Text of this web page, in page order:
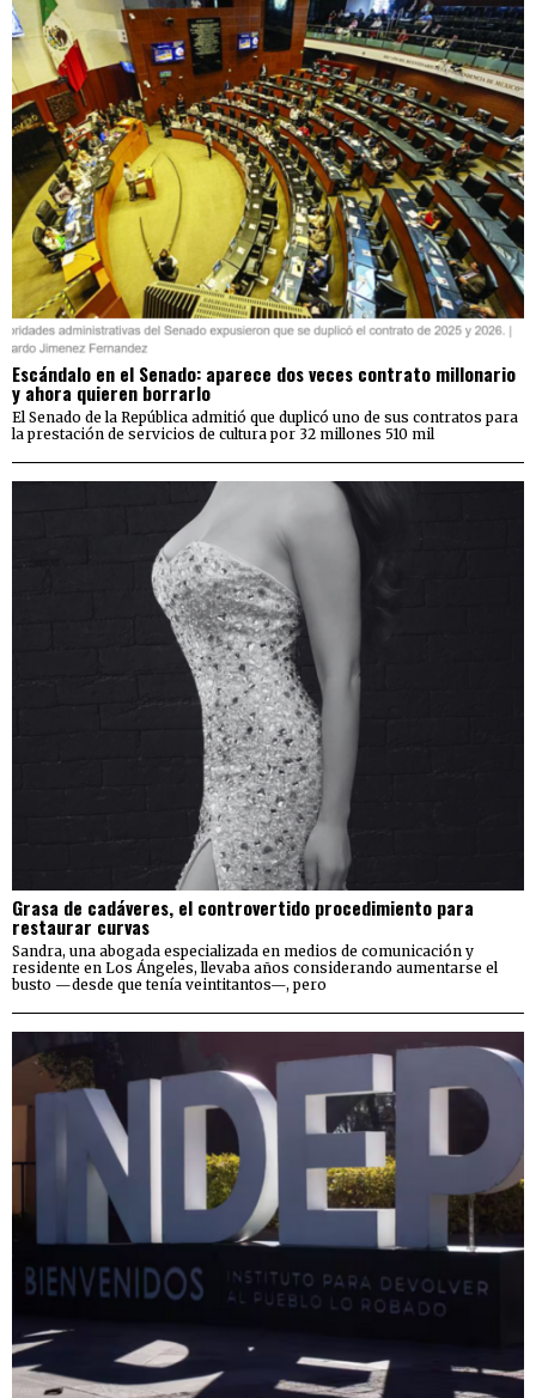
Escándalo en el Senado: aparece dos veces contrato millonario
y ahora quieren borrarlo
El Senado de la República admitió que duplicó uno de sus contratos para
la prestación de servicios de cultura por 32 millones 510 mil
Grasa de cadáveres, el controvertido procedimiento para
restaurar curvas
Sandra, una abogada especializada en medios de comunicación y
residente en Los Ángeles, llevaba años considerando aumentarse el
busto —desde que tenía veintitantos—, pero